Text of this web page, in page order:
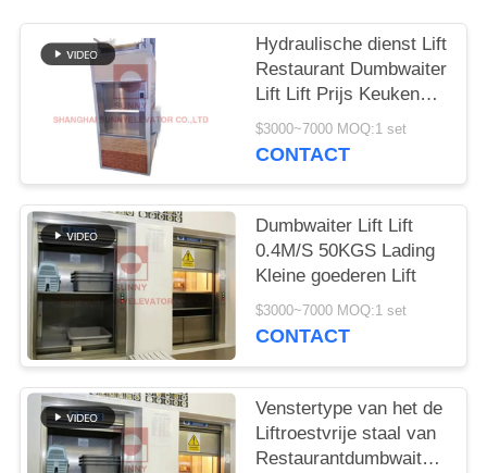
Hydraulische dienst Lift
Restaurant Dumbwaiter
Lift Lift Prijs Keuken
Dumbwaiter Voedsellift
$3000~7000 MOQ:1 set
CONTACT
Dumbwaiter Lift Lift
0.4M/S 50KGS Lading
Kleine goederen Lift
$3000~7000 MOQ:1 set
CONTACT
Venstertype van het de
Liftroestvrije staal van
Restaurantdumbwaiter